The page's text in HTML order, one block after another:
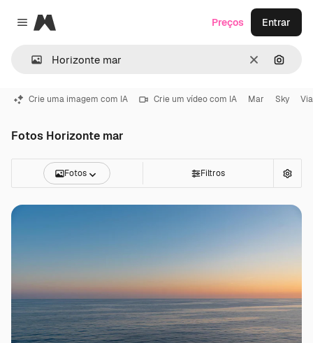
Close menu
Magnific
Limpar
Preços Entrar
Crie uma imagem com IA Crie um vídeo com IA Mar Sky
Fotos Horizonte mar
Fotos Filtros